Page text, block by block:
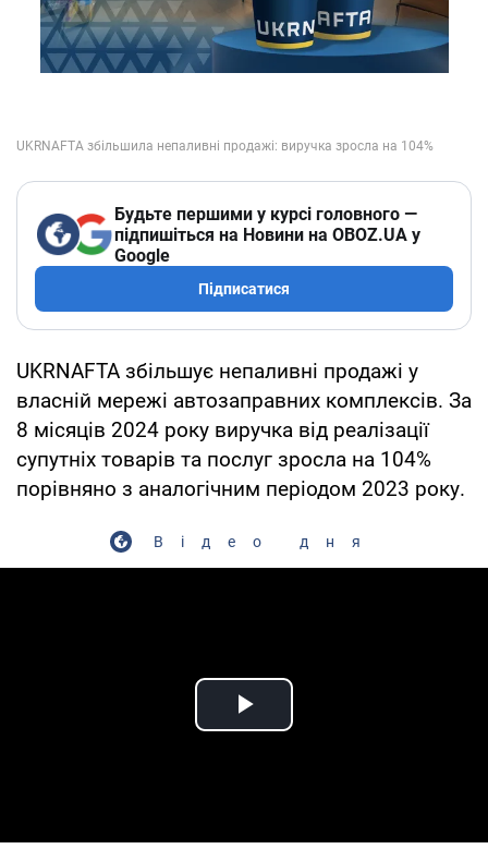
Будьте першими у курсі головного —
підпишіться на Новини на OBOZ.UA у
Google
Підписатися
UKRNAFTA збільшує непаливні продажі у
власній мережі автозаправних комплексів. За
8 місяців 2024 року виручка від реалізації
супутніх товарів та послуг зросла на 104%
порівняно з аналогічним періодом 2023 року.
Відео дня
Play Video